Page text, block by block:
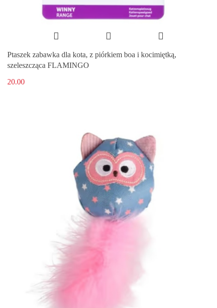
Ptaszek zabawka dla kota, z piórkiem boa i kocimiętką,
szeleszcząca FLAMINGO
20.00